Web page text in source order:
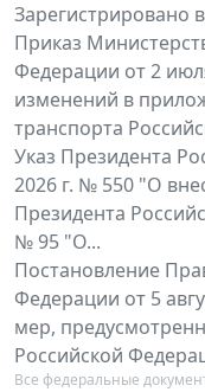
Зарегистрировано
Приказ
Федерации от 2
изменений в
транспорта
Указ Президента
2026 г. № 550 "О
Президента
№ 95 "О...
Постановление
Федерации от 5
мер,
Российской
Все федеральные